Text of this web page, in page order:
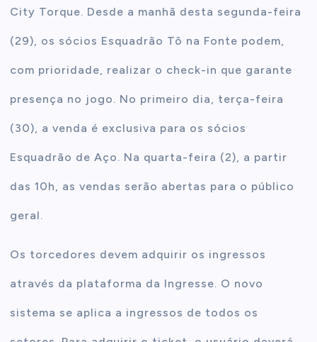
City Torque. Desde a manhã desta segunda-feira
(29), os sócios Esquadrão Tô na Fonte podem,
com prioridade, realizar o check-in que garante
presença no jogo. No primeiro dia, terça-feira
(30), a venda é exclusiva para os sócios
Esquadrão de Aço. Na quarta-feira (2), a partir
das 10h, as vendas serão abertas para o público
geral.
Os torcedores devem adquirir os ingressos
através da plataforma da Ingresse. O novo
sistema se aplica a ingressos de todos os